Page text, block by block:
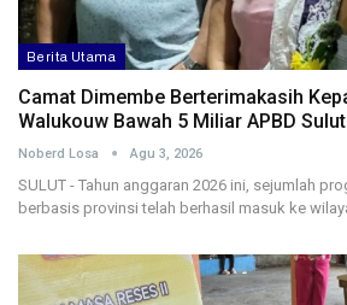
Berita Utama
Camat Dimembe Berterimakasih
Walukouw Bawah 5 Miliar APBD
Noberd Losa Agu 3, 2026
SULUT - Tahun anggaran 2026 ini, sejumlah
berbasis provinsi telah berhasil masuk ke